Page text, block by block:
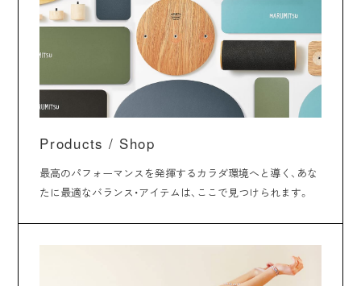
Products / Shop
最高のパフォーマンスを発揮するカラダ環境へと導く、あな
たに最適なバランス・アイテムは、ここで見つけられます。